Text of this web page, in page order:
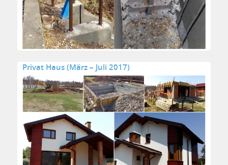
Privat Haus (März – Juli 2017)